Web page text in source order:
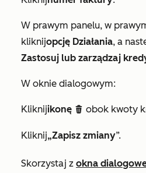
W prawym panelu, w
kliknijopcję Działania, a
Zastosuj lub zarządzaj
W oknie dialogowym:
Kliknijikonę delete obok kwoty
Kliknij„Zapisz zmiany”.
Skorzystaj z okna